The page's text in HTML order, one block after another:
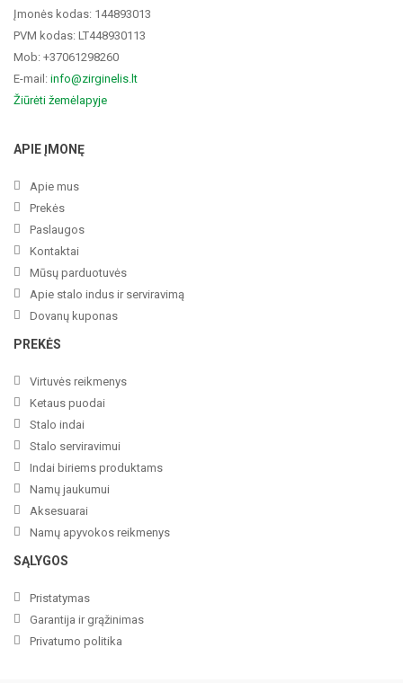
Įmonės kodas: 144893013
PVM kodas: LT448930113
Mob: +37061298260
E-mail: info@zirginelis.lt
Žiūrėti žemėlapyje
APIE ĮMONĘ
Apie mus
Prekės
Paslaugos
Kontaktai
Mūsų parduotuvės
Apie stalo indus ir serviravimą
Dovanų kuponas
PREKĖS
Virtuvės reikmenys
Ketaus puodai
Stalo indai
Stalo serviravimui
Indai biriems produktams
Namų jaukumui
Aksesuarai
Namų apyvokos reikmenys
SĄLYGOS
Pristatymas
Garantija ir grąžinimas
Privatumo politika